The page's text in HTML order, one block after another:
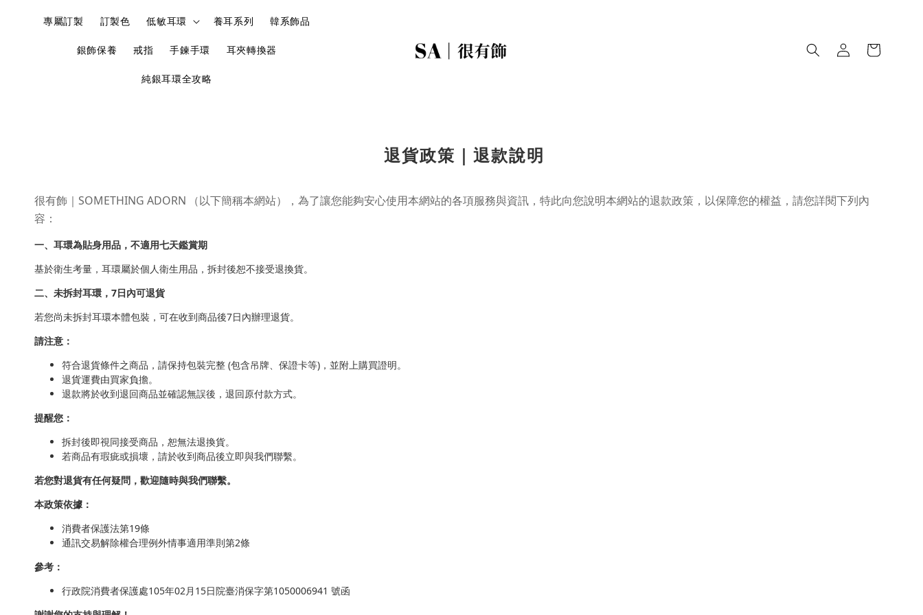
專屬訂製 訂製色 低敏耳環 養耳系列 韓系飾品
銀飾保養 戒指 手鍊手環 耳夾轉換器
純銀耳環全攻略
退貨政策｜退款說明
很有飾｜SOMETHING ADORN
（以下簡稱本網站），為了讓您能夠安心使用本網站的各項服務與資訊，特此向您說明本網站的退款政策，以保障您的權益，請您詳閱下列內
容：
一、耳環為貼身用品，不適用七天鑑賞期
基於衛生考量，耳環屬於個人衛生用品，拆封後恕不接受退換貨。
二、未拆封耳環，7日內可退貨
若您尚未拆封耳環本體包裝，可在收到商品後7日內辦理退貨。
請注意：
符合退貨條件之商品，請保持包裝完整 (包含吊牌、保證卡等)，並附上購買證明。
退貨運費由買家負擔。
退款將於收到退回商品並確認無誤後，退回原付款方式。
提醒您：
拆封後即視同接受商品，恕無法退換貨。
若商品有瑕疵或損壞，請於收到商品後立即與我們聯繫。
若您對退貨有任何疑問，歡迎隨時與我們聯繫。
本政策依據：
消費者保護法第19條
通訊交易解除權合理例外情事適用準則第2條
參考：
行政院消費者保護處105年02月15日院臺消保字第1050006941 號函